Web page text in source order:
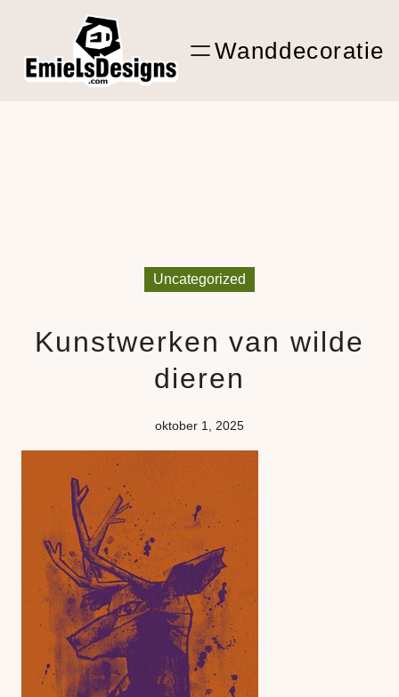
inhoud
Shop Kunst
Wanddecoratie
Uncategorized
Kunstwerken van wilde
dieren
oktober 1, 2025